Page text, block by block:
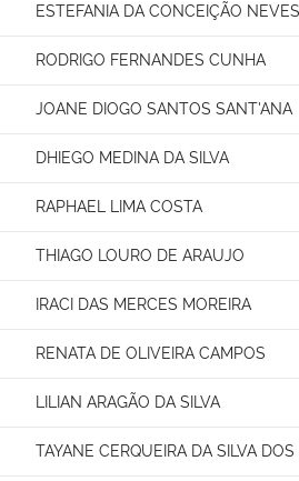
ESTEFANIA DA CONCEIÇÃO NEVES
RODRIGO FERNANDES CUNHA
JOANE DIOGO SANTOS SANT'ANA
DHIEGO MEDINA DA SILVA
RAPHAEL LIMA COSTA
THIAGO LOURO DE ARAUJO
IRACI DAS MERCES MOREIRA
RENATA DE OLIVEIRA CAMPOS
LILIAN ARAGÃO DA SILVA
TAYANE CERQUEIRA DA SILVA